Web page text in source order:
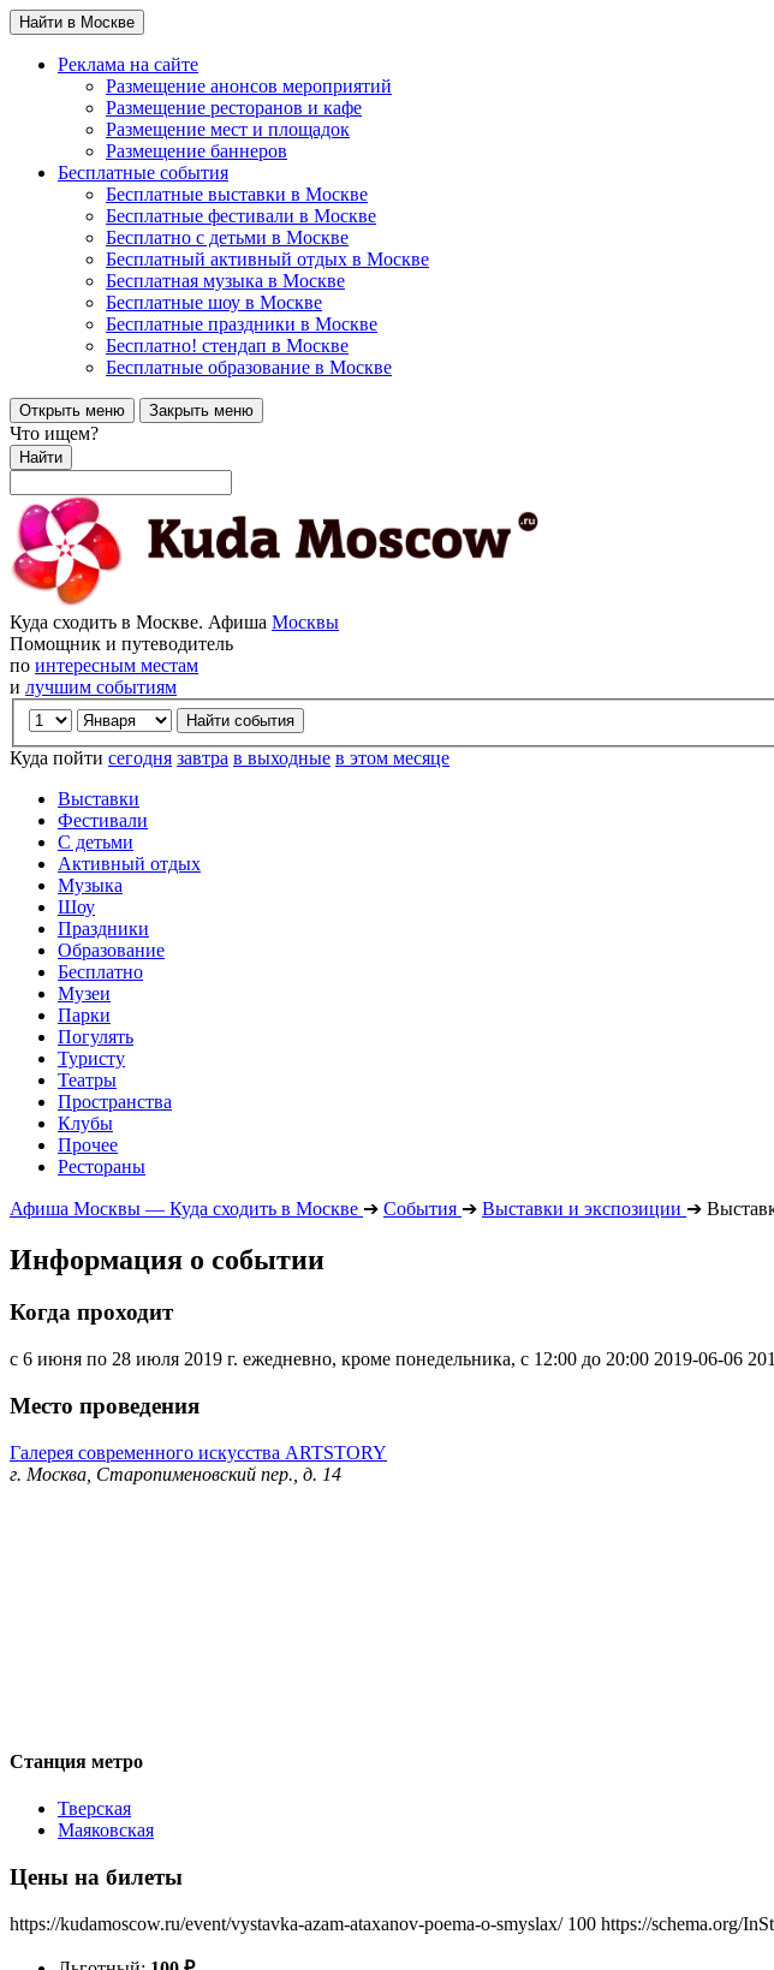
Найти в Москве
Реклама на сайте
Размещение анонсов мероприятий
Размещение ресторанов и кафе
Размещение мест и площадок
Размещение баннеров
Бесплатные события
Бесплатные выставки в Москве
Бесплатные фестивали в Москве
Бесплатно с детьми в Москве
Бесплатный активный отдых в Москве
Бесплатная музыка в Москве
Бесплатные шоу в Москве
Бесплатные праздники в Москве
Бесплатно! стендап в Москве
Бесплатные образование в Москве
Открыть меню Закрыть меню
Что ищем?
Найти
Куда сходить в Москве. Афиша Москвы
Помощник и путеводитель
по интересным местам
и лучшим событиям
Куда пойти сегодня завтра в выходные в этом месяце
Выставки
Фестивали
С детьми
Активный отдых
Музыка
Шоу
Праздники
Образование
Бесплатно
Музеи
Парки
Погулять
Туристу
Театры
Пространства
Клубы
Прочее
Рестораны
Афиша Москвы — Куда сходить в Москве ➔ События ➔ Выставки и экспозиции ➔
Информация о событии
Когда проходит
с 6 июня по 28 июля 2019 г. ежедневно, кроме понедельника, с 12:00 до 20:00 2019-06-06
Место проведения
Галерея современного искусства ARTSTORY
г. Москва, Старопименовский пер., д. 14
Станция метро
Тверская
Маяковская
Цены на билеты
https://kudamoscow.ru/event/vystavka-azam-ataxanov-poema-o-smyslax/ 100 https://schema.org/